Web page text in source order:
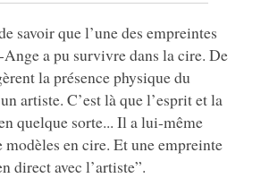
savoir que l’une des empreintes
a pu survivre dans la cire. De
la présence physique du
artiste. C’est là que l’esprit et la
quelque sorte... Il a lui-même
en cire. Et une empreinte
direct avec l’artiste”.